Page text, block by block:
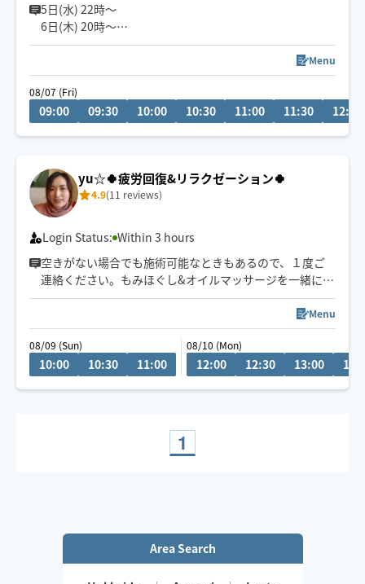
5日(水) 22時〜
6日(木) 20時〜
空きございます。
空いてないお日にち、お時間でもメッセージ頂けますと
調整できる場合もあります✨
お気軽にメッセージください🎀
に合わせた手技で癒します👐
もちろん男性、外国の方も大歓迎です✨
🚗県外のお客様は高速代別途頂いております。
Menu
08/07 (Fri)
09:00 09:30 10:00 10:30 11:00 11:30 12:00
yu☆🍀疲労回復&リラクゼーション🍀
4.9(11 reviews)
Login Status: Within 3 hours
空きがない場合でも施術可能なときもあるので、１度ご
連絡ください。もみほぐし&オイルマッサージを一緒にさ
れるとコリも浮腫みもとれてスッキリするのでオススメ
ですよ～(^-^)/１人１人に寄り添う施術を心掛けていま
す。宜しくお願いいたします！県外の方は高速代別途い
ただいております。新規のお客様は県内最終受付22時、
県外21時まで。リピート様はなるべくご希望沿えるよう
Menu
08/09 (Sun)
10:00 10:30 11:00
08/10 (Mon)
12:00 12:30 13:00
1
Area Search